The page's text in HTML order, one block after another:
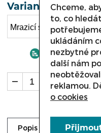
Varianta
ks
Popis Ke stažení
Chceme,
to, co
ukládáním
nezbytné
další nám
reklamou.
o cookies